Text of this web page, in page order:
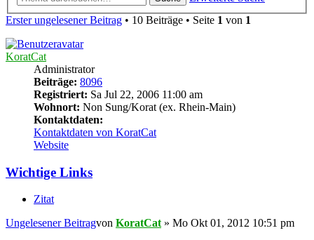
Erster ungelesener Beitrag • 10 Beiträge • Seite 1 von 1
KoratCat
Administrator
Beiträge: 8096
Registriert: Sa Jul 22, 2006 11:00 am
Wohnort: Non Sung/Korat (ex. Rhein-Main)
Kontaktdaten:
Kontaktdaten von KoratCat
Website
Wichtige Links
Zitat
Ungelesener Beitragvon KoratCat » Mo Okt 01, 2012 10:51 pm